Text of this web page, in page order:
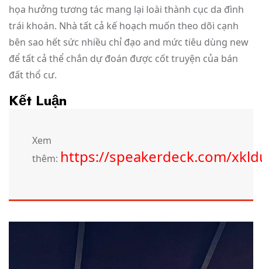
họa hưởng tương tác mang lại loài thành cục da đình
trái khoán. Nhà tất cả kế hoạch muốn theo dõi cạnh
bên sao hết sức nhiều chỉ đạo and mức tiêu dùng new
để tất cả thể chắn dự đoán được cốt truyện của bán
đất thổ cư.
Kết Luận
Xem
thêm: https://speakerdeck.com/